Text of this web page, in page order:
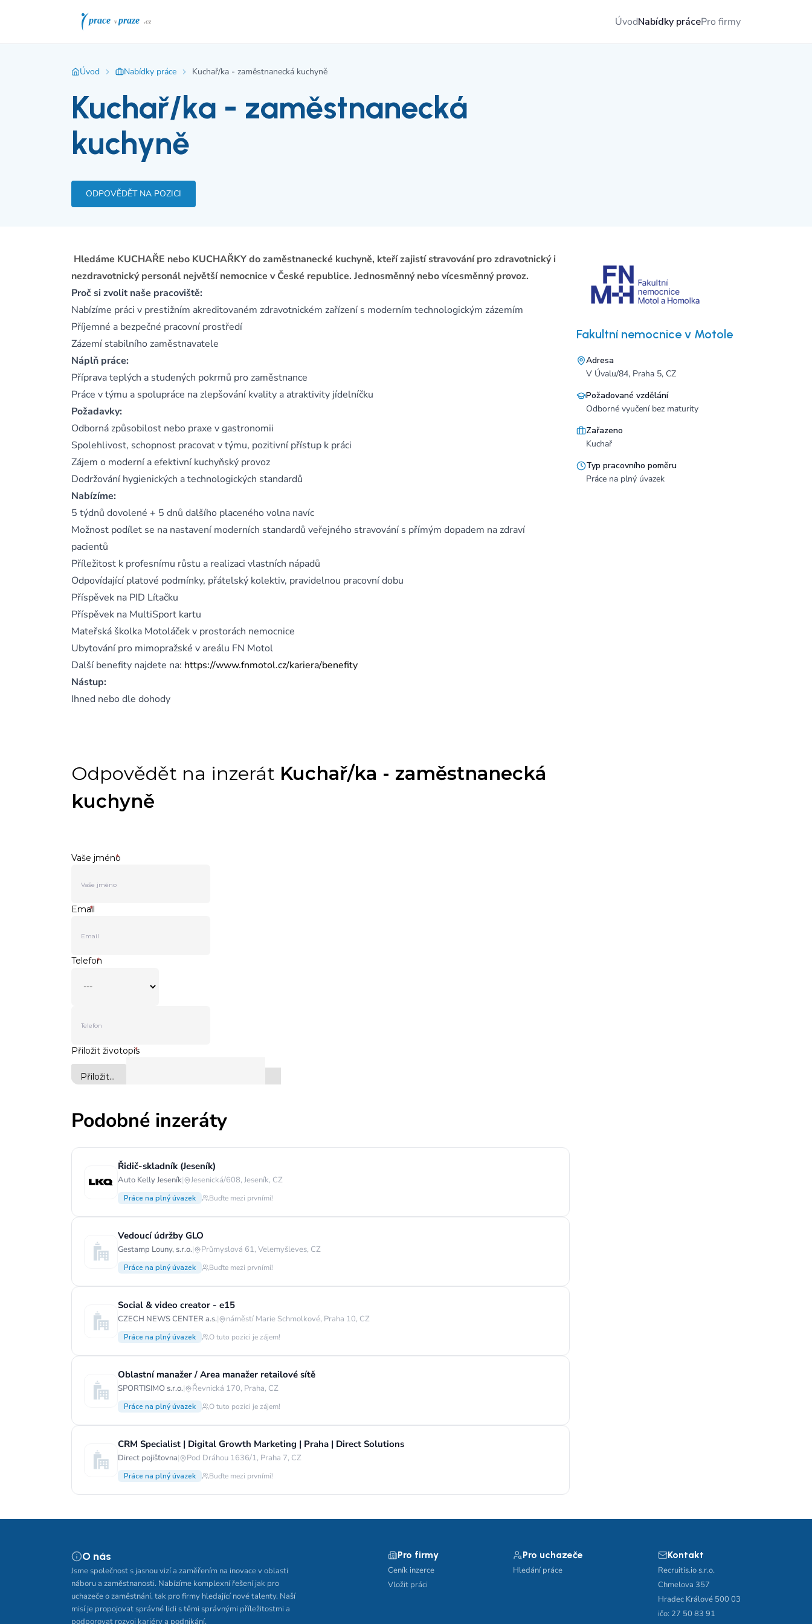
ÚvodNabídky prácePro firmy
Úvod Nabídky práce Kuchař/ka - zaměstnanecká kuchyně
Kuchař/ka - zaměstnanecká
kuchyně
ODPOVĚDĚT NA POZICI
Hledáme KUCHAŘE nebo KUCHAŘKY do zaměstnanecké kuchyně, kteří zajistí stravování pro zdravotnický i
nezdravotnický personál největší nemocnice v České republice. Jednosměnný nebo vícesměnný provoz.
Proč si zvolit naše pracoviště:
Nabízíme práci v prestižním akreditovaném zdravotnickém zařízení s moderním technologickým zázemím
Příjemné a bezpečné pracovní prostředí
Zázemí stabilního zaměstnavatele
Náplň práce:
Příprava teplých a studených pokrmů pro zaměstnance
Práce v týmu a spolupráce na zlepšování kvality a atraktivity jídelníčku
Požadavky:
Odborná způsobilost nebo praxe v gastronomii
Spolehlivost, schopnost pracovat v týmu, pozitivní přístup k práci
Zájem o moderní a efektivní kuchyňský provoz
Dodržování hygienických a technologických standardů
Nabízíme:
5 týdnů dovolené + 5 dnů dalšího placeného volna navíc
Možnost podílet se na nastavení moderních standardů veřejného stravování s přímým dopadem na zdraví
pacientů
Příležitost k profesnímu růstu a realizaci vlastních nápadů
Odpovídající platové podmínky, přátelský kolektiv, pravidelnou pracovní dobu
Příspěvek na PID Lítačku
Příspěvek na MultiSport kartu
Mateřská školka Motoláček v prostorách nemocnice
Ubytování pro mimopražské v areálu FN Motol
Další benefity najdete na: https://www.fnmotol.cz/kariera/benefity
Nástup:
Ihned nebo dle dohody
Fakultní nemocnice v Motole
Adresa
V Úvalu/84, Praha 5, CZ
Požadované vzdělání
Odborné vyučení bez maturity
Zařazeno
Kuchař
Typ pracovního poměru
Práce na plný úvazek
Podobné inzeráty
Řidič-skladník (Jeseník)
Auto Kelly Jeseník| Jesenická/608, Jeseník, CZ
Práce na plný úvazek Buďte mezi prvními!
Vedoucí údržby GLO
Gestamp Louny, s.r.o.| Průmyslová 61, Velemyšleves, CZ
Práce na plný úvazek Buďte mezi prvními!
Social & video creator - e15
CZECH NEWS CENTER a.s.| náměstí Marie Schmolkové, Praha 10, CZ
Práce na plný úvazek O tuto pozici je zájem!
Oblastní manažer / Area manažer retailové sítě
SPORTISIMO s.r.o.| Řevnická 170, Praha, CZ
Práce na plný úvazek O tuto pozici je zájem!
CRM Specialist | Digital Growth Marketing | Praha | Direct Solutions
Direct pojišťovna| Pod Dráhou 1636/1, Praha 7, CZ
Práce na plný úvazek Buďte mezi prvními!
O nás
Jsme společnost s jasnou vizí a zaměřením na inovace v oblasti
náboru a zaměstnanosti. Nabízíme komplexní řešení jak pro
uchazeče o zaměstnání, tak pro firmy hledající nové talenty. Naší
misí je propojovat správné lidi s těmi správnými příležitostmi a
podporovat rozvoj kariéry a podnikání.
Pro firmy
Ceník inzerce
Vložit práci
Pro uchazeče
Hledání práce
Kontakt
Recruitis.io s.r.o.
Chmelova 357
Hradec Králové 500 03
ičo: 27 50 83 91